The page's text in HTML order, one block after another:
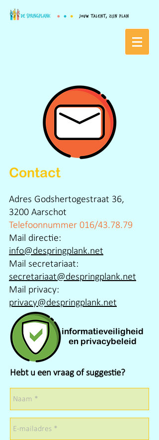
Contact
Adres Godshertogestraat 36,
3200 Aarschot
Telefoonnummer 016/43.78.79
Mail directie:
info@despringplank.net
Mail secretariaat:
secretariaat@despringplank.net
Mail privacy:
privacy@despringplank.net
informatieveiligheid
en privacybeleid
Hebt u een vraag of suggestie?